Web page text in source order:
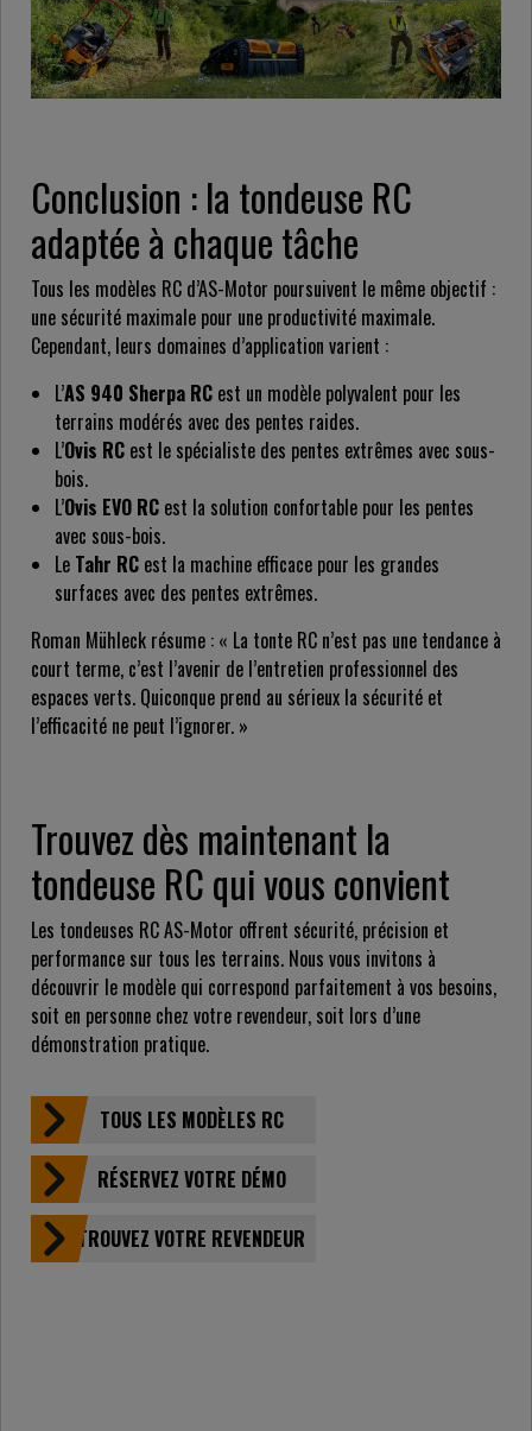
Conclusion : la tondeuse RC
adaptée à chaque tâche
Tous les modèles RC d’AS-Motor poursuivent le même objectif :
une sécurité maximale pour une productivité maximale.
Cependant, leurs domaines d’application varient :
L’AS 940 Sherpa RC est un modèle polyvalent pour les
terrains modérés avec des pentes raides.
L’Ovis RC est le spécialiste des pentes extrêmes avec sous-
bois.
L’Ovis EVO RC est la solution confortable pour les pentes
avec sous-bois.
Le Tahr RC est la machine efficace pour les grandes
surfaces avec des pentes extrêmes.
Roman Mühleck résume : « La tonte RC n’est pas une tendance à
court terme, c’est l’avenir de l’entretien professionnel des
espaces verts. Quiconque prend au sérieux la sécurité et
l’efficacité ne peut l’ignorer. »
Trouvez dès maintenant la
tondeuse RC qui vous convient
Les tondeuses RC AS-Motor offrent sécurité, précision et
performance sur tous les terrains. Nous vous invitons à
découvrir le modèle qui correspond parfaitement à vos besoins,
soit en personne chez votre revendeur, soit lors d’une
démonstration pratique.
TOUS LES MODÈLES RC
RÉSERVEZ VOTRE DÉMO
TROUVEZ VOTRE REVENDEUR